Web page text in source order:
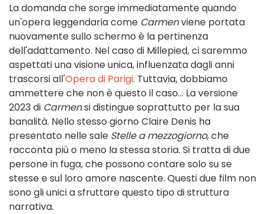
La domanda che sorge immediatamente quando
un'opera leggendaria come Carmenviene portata
nuovamente sullo schermo è la pertinenza
dell'adattamento. Nel caso di Millepied, ci saremmo
aspettati una visione unica, influenzata dagli anni
trascorsi all'Opera di Parigi. Tuttavia, dobbiamo
ammettere che non è questo il caso... La versione
2023 di Carmensi distingue soprattutto per la sua
banalità. Nello stesso giorno Claire Denis ha
presentato nelle sale Stelle a mezzogiorno, che
racconta più o meno la stessa storia. Si tratta di due
persone in fuga, che possono contare solo su se
stesse e sul loro amore nascente. Questi due film non
sono gli unici a sfruttare questo tipo di struttura
narrativa.